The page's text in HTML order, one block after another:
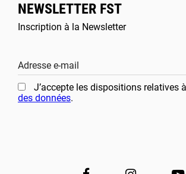
NEWSLETTER FST
Inscription à la Newsletter
Adresse e-mail
J’accepte les dispositions relatives
des données.